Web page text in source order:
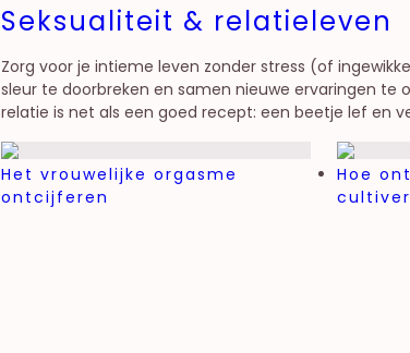
Seksualiteit & relatieleven
Zorg voor je intieme leven zonder stress (of
sleur te doorbreken en samen nieuwe ervaringen te
relatie is net als een goed recept: een beetje lef en
Het vrouwelijke orgasme
ontcijferen
Hoe